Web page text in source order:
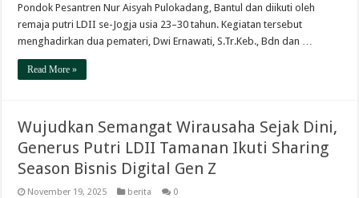
Pondok Pesantren Nur Aisyah Pulokadang, Bantul dan diikuti oleh
remaja putri LDII se-Jogja usia 23–30 tahun. Kegiatan tersebut
menghadirkan dua pemateri, Dwi Ernawati, S.Tr.Keb., Bdn dan …
Read More »
Wujudkan Semangat Wirausaha Sejak Dini,
Generus Putri LDII Tamanan Ikuti Sharing
Season Bisnis Digital Gen Z
November 19, 2025 berita 0